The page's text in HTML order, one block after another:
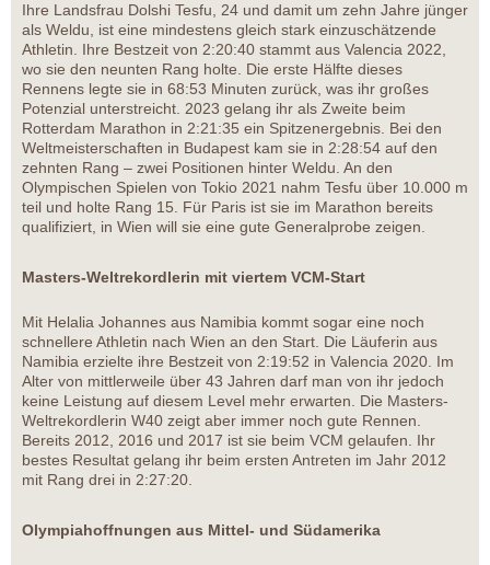
Ihre Landsfrau Dolshi Tesfu, 24 und damit um zehn Jahre jünger
als Weldu, ist eine mindestens gleich stark einzuschätzende
Athletin. Ihre Bestzeit von 2:20:40 stammt aus Valencia 2022,
wo sie den neunten Rang holte. Die erste Hälfte dieses
Rennens legte sie in 68:53 Minuten zurück, was ihr großes
Potenzial unterstreicht. 2023 gelang ihr als Zweite beim
Rotterdam Marathon in 2:21:35 ein Spitzenergebnis. Bei den
Weltmeisterschaften in Budapest kam sie in 2:28:54 auf den
zehnten Rang – zwei Positionen hinter Weldu. An den
Olympischen Spielen von Tokio 2021 nahm Tesfu über 10.000 m
teil und holte Rang 15. Für Paris ist sie im Marathon bereits
qualifiziert, in Wien will sie eine gute Generalprobe zeigen.
Masters-Weltrekordlerin mit viertem VCM-Start
Mit Helalia Johannes aus Namibia kommt sogar eine noch
schnellere Athletin nach Wien an den Start. Die Läuferin aus
Namibia erzielte ihre Bestzeit von 2:19:52 in Valencia 2020. Im
Alter von mittlerweile über 43 Jahren darf man von ihr jedoch
keine Leistung auf diesem Level mehr erwarten. Die Masters-
Weltrekordlerin W40 zeigt aber immer noch gute Rennen.
Bereits 2012, 2016 und 2017 ist sie beim VCM gelaufen. Ihr
bestes Resultat gelang ihr beim ersten Antreten im Jahr 2012
mit Rang drei in 2:27:20.
Olympiahoffnungen aus Mittel- und Südamerika